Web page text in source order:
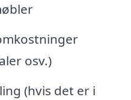
osv.)
(hvis det er i